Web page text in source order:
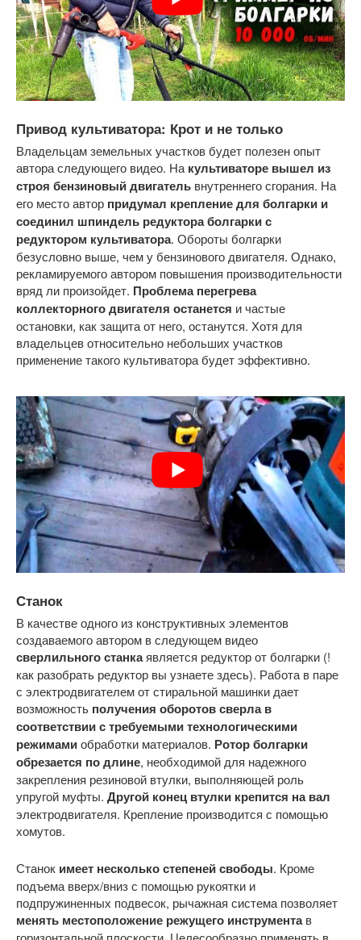
Привод культиватора: Крот и не только
Владельцам земельных участков будет полезен опыт
автора следующего видео. На культиваторе вышел из
строя бензиновый двигатель внутреннего сгорания. На
его место автор придумал крепление для болгарки и
соединил шпиндель редуктора болгарки с
редуктором культиватора. Обороты болгарки
безусловно выше, чем у бензинового двигателя. Однако,
рекламируемого автором повышения производительности
вряд ли произойдет. Проблема перегрева
коллекторного двигателя останется и частые
остановки, как защита от него, останутся. Хотя для
владельцев относительно небольших участков
применение такого культиватора будет эффективно.
Станок
В качестве одного из конструктивных элементов
создаваемого автором в следующем видео
сверлильного станкаявляется редуктор от болгарки (!
как разобрать редуктор вы узнаете здесь). Работа в паре
с электродвигателем от стиральной машинки дает
возможность получения оборотов сверла в
соответствии с требуемыми технологическими
режимамиобработки материалов. Ротор болгарки
обрезается по длине, необходимой для надежного
закрепления резиновой втулки, выполняющей роль
упругой муфты. Другой конец втулки крепится на вал
электродвигателя. Крепление производится с помощью
хомутов.
Станок имеет несколько степеней свободы. Кроме
подъема вверх/вниз с помощью рукоятки и
подпружиненных подвесок, рычажная система позволяет
менять местоположение режущего инструментав